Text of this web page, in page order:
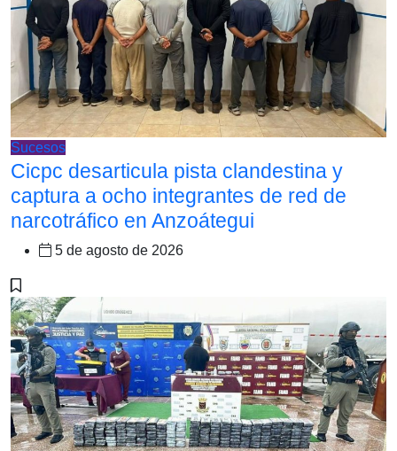
Sucesos
Cicpc desarticula pista clandestina y
captura a ocho integrantes de red de
narcotráfico en Anzoátegui
5 de agosto de 2026